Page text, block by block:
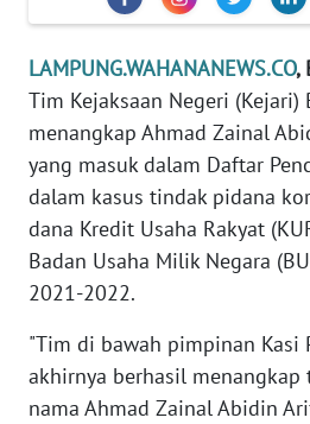
LAMPUNG.WAHANANEWS.CO,
Tim Kejaksaan Negeri (Kejari)
menangkap Ahmad Zainal
yang masuk dalam Daftar
dalam kasus tindak pidana
dana Kredit Usaha Rakyat
Badan Usaha Milik Negara
2021-2022.
"Tim di bawah pimpinan Kasi
akhirnya berhasil menangkap
nama Ahmad Zainal Abidin
REDAKSI
KARIR
DISCLAIMER
Wahana
News
WN
SUMUT